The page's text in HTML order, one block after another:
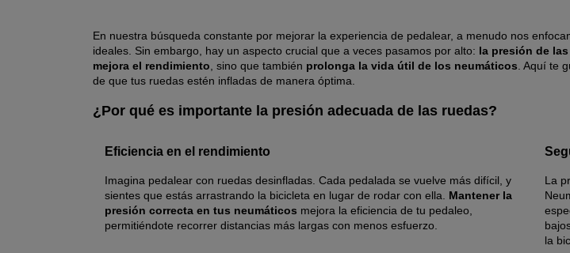
En nuestra búsqueda constante por mejorar la experiencia de pedalear, a menudo nos
ideales. Sin embargo, hay un aspecto crucial que a veces pasamos por alto: la presión de
mejora el rendimiento, sino que también prolonga la vida útil de los neumáticos. Aquí te
de que tus ruedas estén infladas de manera óptima.
¿Por qué es importante la presión adecuada de las ruedas?
Eficiencia en el rendimiento
Imagina pedalear con ruedas desinfladas. Cada pedalada se vuelve más difícil, y
sientes que estás arrastrando la bicicleta en lugar de rodar con ella. Mantener la
presión correcta en tus neumáticos mejora la eficiencia de tu pedaleo,
permitiéndote recorrer distancias más largas con menos esfuerzo.
La
la